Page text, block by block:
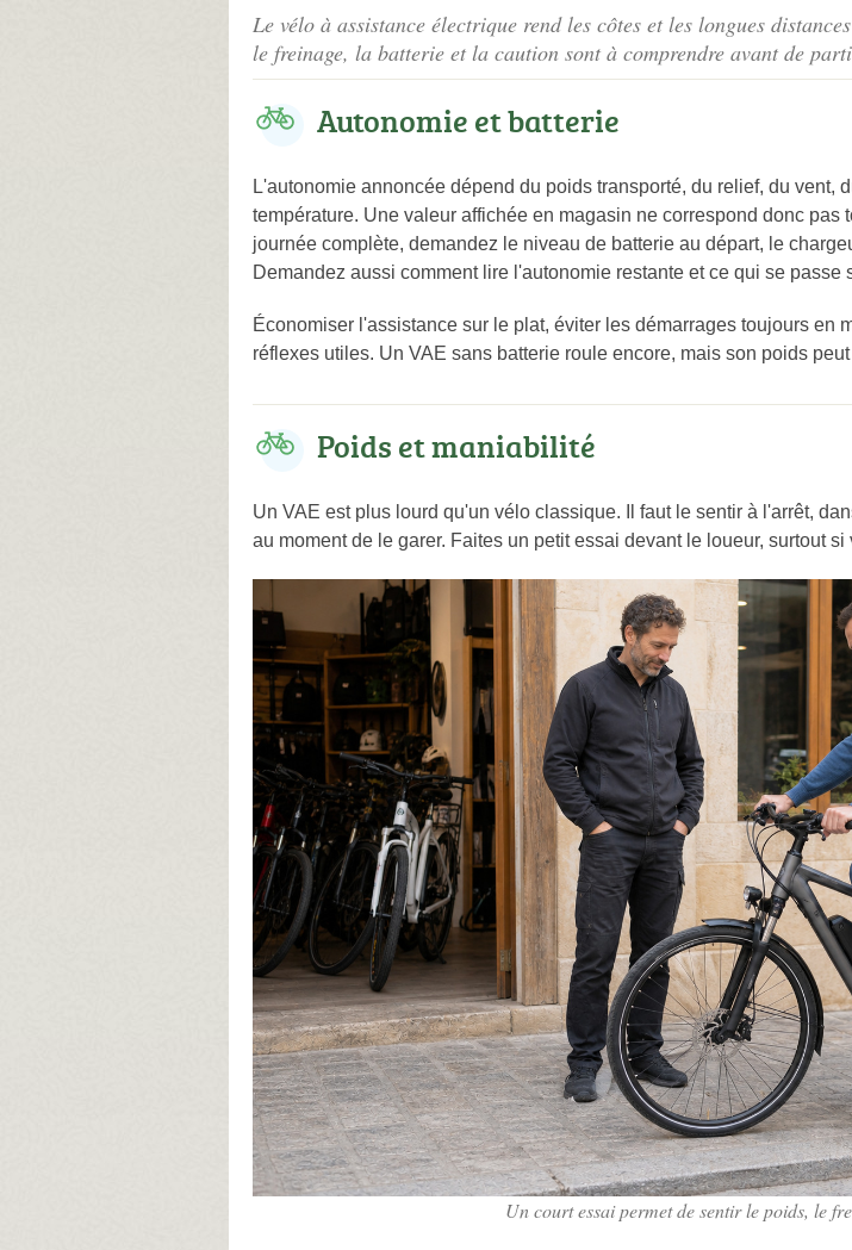
Le vélo à assistance électrique rend les côtes et les longues
le freinage, la batterie et la caution sont à comprendre avant de
Autonomie et batterie
L'autonomie annoncée dépend du poids transporté, du relief, du
température. Une valeur affichée en magasin ne correspond donc
journée complète, demandez le niveau de batterie au départ, le
Demandez aussi comment lire l'autonomie restante et ce qui se
Économiser l'assistance sur le plat, éviter les démarrages toujours en
réflexes utiles. Un VAE sans batterie roule encore, mais son poids
Poids et maniabilité
Un VAE est plus lourd qu'un vélo classique. Il faut le sentir à l'arrêt,
au moment de le garer. Faites un petit essai devant le loueur, surtout
Un court essai permet de sentir le poids, le